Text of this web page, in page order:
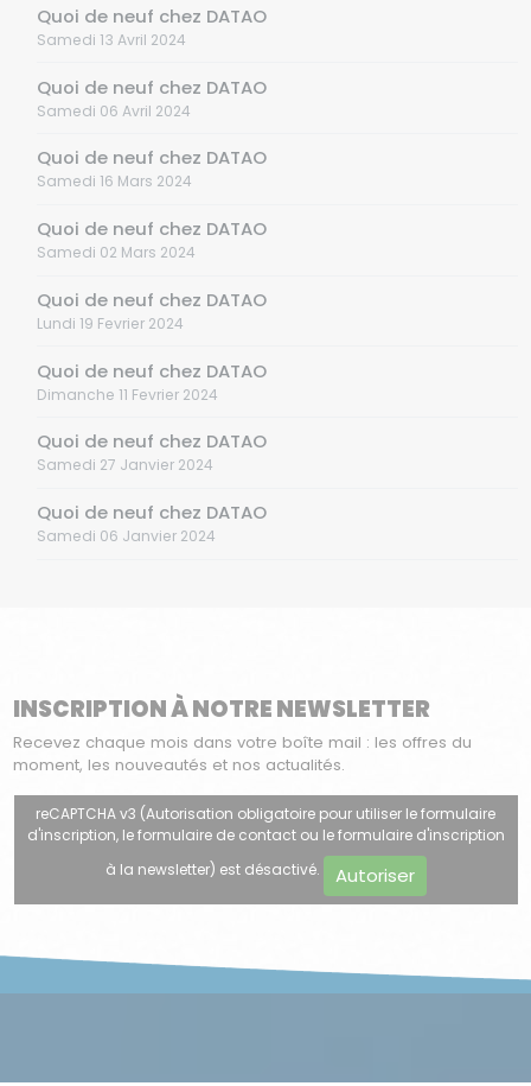
Quoi de neuf chez DATAO
Samedi 13 Avril 2024
Quoi de neuf chez DATAO
Samedi 06 Avril 2024
Quoi de neuf chez DATAO
Samedi 16 Mars 2024
Quoi de neuf chez DATAO
Samedi 02 Mars 2024
Quoi de neuf chez DATAO
Lundi 19 Fevrier 2024
Quoi de neuf chez DATAO
Dimanche 11 Fevrier 2024
Quoi de neuf chez DATAO
Samedi 27 Janvier 2024
Quoi de neuf chez DATAO
Samedi 06 Janvier 2024
INSCRIPTION À NOTRE NEWSLETTER
Recevez chaque mois dans votre boîte mail : les offres du
moment, les nouveautés et nos actualités.
reCAPTCHA v3 (Autorisation obligatoire pour utiliser le formulaire
d'inscription, le formulaire de contact ou le formulaire d'inscription
à la newsletter) est désactivé.
Autoriser